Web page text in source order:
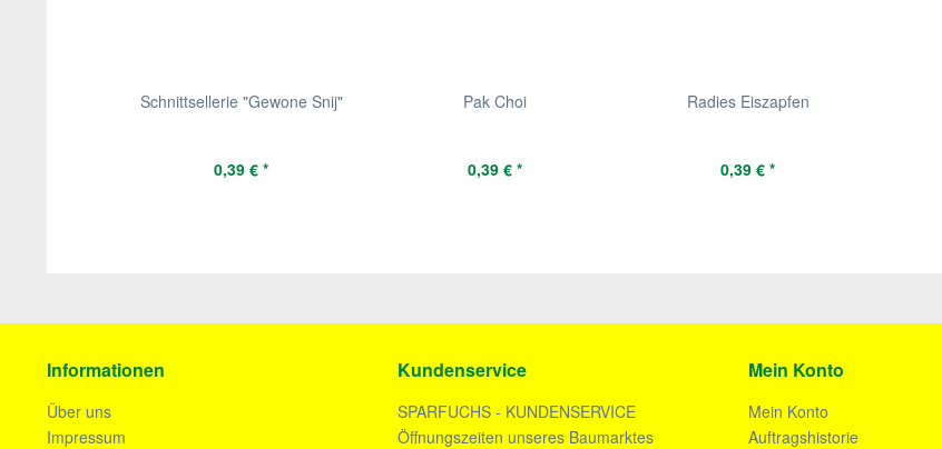
Schnittsellerie "Gewone Snij"
0,39 € *
Pak Choi
0,39 € *
Radies Eiszapfen
0,39 € *
Informationen
Über uns
Impressum
Kundenservice
SPARFUCHS - KUNDENSERVICE
Öffnungszeiten unseres Baumarktes
Mein Konto
Mein Konto
Auftragshistorie